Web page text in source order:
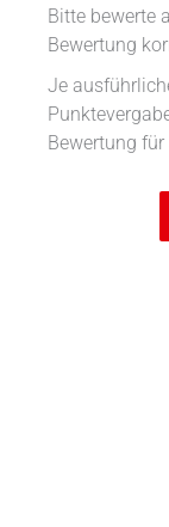
Bitte bewerte
Bewertung
Je
Bewertung für